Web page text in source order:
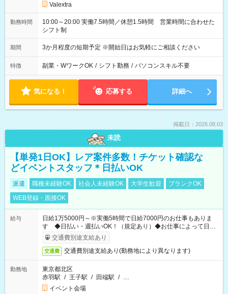
Valextra
勤務時間
10:00～20:00 実働7.5時間／休憩1.5時間 営業時間に合わせた
シフト制
期間 3か月程度の短期予定 ※開始日はお気軽にご相談ください
特徴 副業・WワークOK / シフト勤務 / パソコンスキル不要
気になる！ 応募する 詳細へ
掲載日：2026.08.03
未読
【単発1日OK】レア案件多数！チケット確認な
どイベントスタッフ＊日払いOK
派遣 職種未経験OK 社会人未経験OK 大学生歓迎
ブランクOK
WEB登録・面接OK
給与
日給1万5000円～※実働5時間で日給7000円のお仕事もありま
す ◆日払い・週払いOK！（規定あり）◆お仕事によって日給
も異なります
交通費別途支給あり
交通費 交通費別途支給あり(勤務地により異なります)
勤務地
東京都北区
赤羽駅 / 王子駅 / 田端駅 / …
イベント会場